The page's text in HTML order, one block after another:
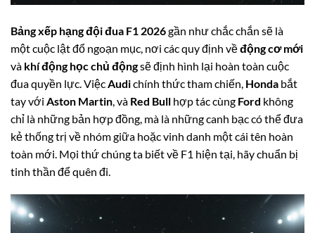
Bảng xếp hạng đội đua F1 2026gần như chắc chắn sẽ là
một cuộc lật đổ ngoạn mục, nơi các quy định vềđộng cơ mới
và khí động học chủ độngsẽ định hình lại hoàn toàn cuộc
đua quyền lực. Việc Audichính thức tham chiến, Honda bắt
tay với Aston Martin , và Red Bull hợp tác cùng Ford không
chỉ là những bản hợp đồng, mà là những canh bạc có thể đưa
kẻ thống trị về nhóm giữa hoặc vinh danh một cái tên hoàn
toàn mới. Mọi thứ chúng ta biết về F1 hiện tại, hãy chuẩn bị
tinh thần để quên đi.